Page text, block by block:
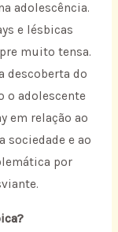
adolescência.
e lésbicas
muito tensa.
descoberta do
o adolescente
em relação ao
sociedade e ao
por